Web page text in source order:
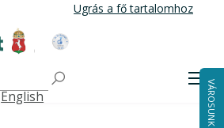
Ugrás a fő tartalomhoz
Honlapja
English VÁROSUNK